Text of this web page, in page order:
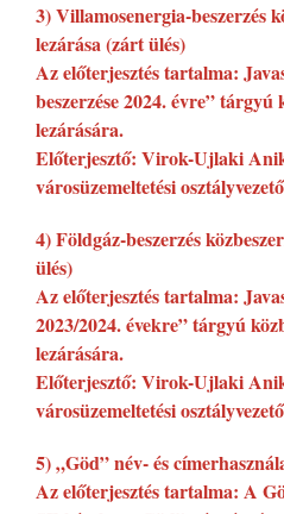
3) Villamosenergia-beszerzés
lezárása (zárt ülés)
Az előterjesztés tartalma:
beszerzése 2024. évre” tárgyú
lezárására.
Előterjesztő: Virok-Ujlaki
városüzemeltetési osztályvezető
4) Földgáz-beszerzés
ülés)
Az előterjesztés tartalma:
2023/2024. évekre” tárgyú
lezárására.
Előterjesztő: Virok-Ujlaki
városüzemeltetési osztályvezető
5) „Göd” név- és
Az előterjesztés tartalma: A